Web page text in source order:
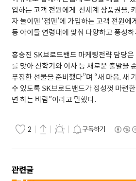
입하는 고객 전원에게 신세계 상품권을,
자 놀이펜 ‘잼펜’에 가입하는 고객 전원에
등 아이들 연령대에 맞춰 다양하고 풍성
홍승진 SK브로드밴드 마케팅전략 담당은
를 맞아 신학기와 이사 등 새로운 출발을
푸짐한 선물을 준비했다”며 “새 마음,새
수 있도록 SK브로드밴드가 정성껏 마련
면 하는 바람”이라고 말했다.
2 구독하기
관련글